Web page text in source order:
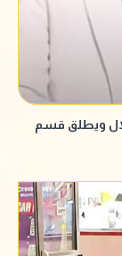
ويطلق قسم